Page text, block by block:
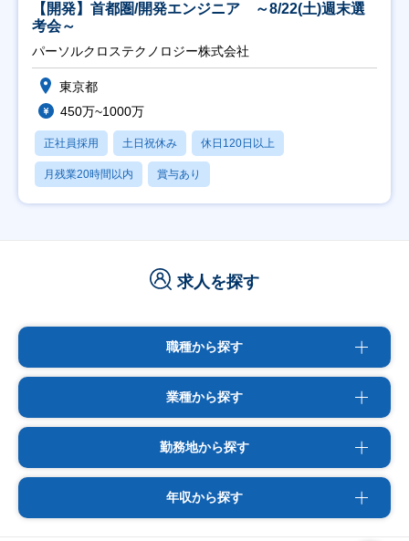
【開発】首都圏/開発エンジニア ～8/22(土)週末選
考会～
パーソルクロステクノロジー株式会社
東京都
450万~1000万
正社員採用 土日祝休み 休日120日以上
月残業20時間以内 賞与あり
求人を探す
職種から探す
業種から探す
勤務地から探す
年収から探す